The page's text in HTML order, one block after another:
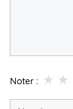
Noter : ★
★
Nom